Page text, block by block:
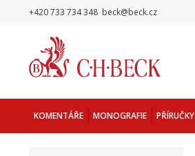
+420 733 734 348 beck@beck.cz
KOMENTÁŘE MONOGRAFIE PŘÍRUČKY